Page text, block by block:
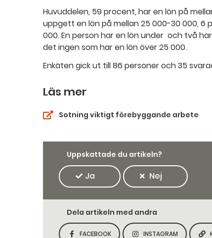
Huvuddelen, 59 procent, har en lön på
uppgett en lön på mellan 25 000-30 000, 6
000. En person har en lön under ­ och två
det ingen som har en lön över 25 000.
Enkäten gick ut till 86 personer och 35
Läs mer
Sotning viktigt förebyggande arbete
Uppskattade du artikeln?
Ja Nej
Dela artikeln med andra
FACEBOOK INSTAGRAM